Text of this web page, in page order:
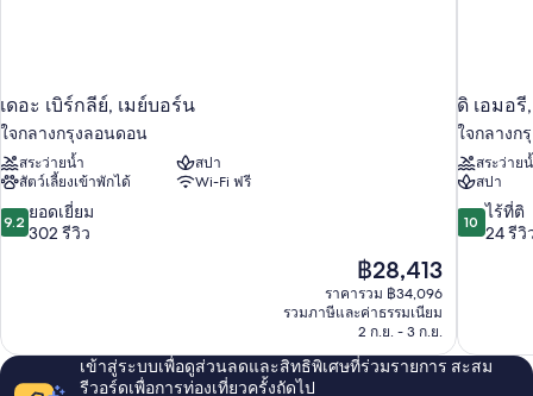
เดอะ เบิร์กลีย์, เมย์บอร์น
ใจกลางกรุงลอนดอน
สระว่ายน้ำ
สปา
สัตว์เลี้ยงเข้าพักได้
Wi-Fi ฟรี
9.2
จาก
รีวิว
9.2 ยอดเยี่ยม
302 รีวิว
ราคา
ปัจจุบัน
คือ
฿28,413
฿28,413
ราคารวม ฿34,096
รวมภาษีและค่าธรรมเนียม
2 ก.ย. - 3 ก.ย.
ดิ เอมอรี
ใจกลางก
สระว่าย
สปา
10.0
จาก
24
รีวิว
10 ไร้ที่ติ
24 รีวิ
เข้าสู่ระบบเพื่อดูส่วนลดและสิทธิพิเศษที่ร่วมรายการ สะสม
รีวอร์ดเพื่อการท่องเที่ยวครั้งถัดไป